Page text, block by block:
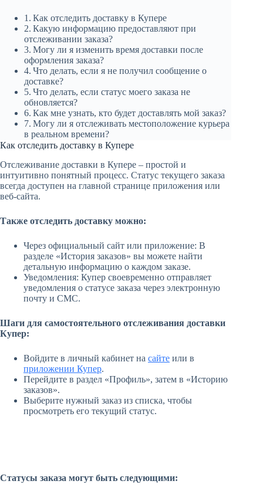
Как отследить доставку в Купере
Какую информацию предоставляют при
отслеживании заказа?
Могу ли я изменить время доставки после
оформления заказа?
Что делать, если я не получил сообщение о
доставке?
Что делать, если статус моего заказа не
обновляется?
Как мне узнать, кто будет доставлять мой заказ?
Могу ли я отслеживать местоположение курьера
в реальном времени?
Как отследить доставку в Купере
Отслеживание доставки в Купере – простой и
интуитивно понятный процесс. Статус текущего заказа
всегда доступен на главной странице приложения или
веб-сайта.
Также отследить доставку можно:
Через официальный сайт или приложение: В
разделе «История заказов» вы можете найти
детальную информацию о каждом заказе.
Уведомления: Купер своевременно отправляет
уведомления о статусе заказа через электронную
почту и СМС.
Шаги для самостоятельного отслеживания доставки
Купер:
Войдите в личный кабинет на сайте или в
приложении Купер.
Перейдите в раздел «Профиль», затем в «Историю
заказов».
Выберите нужный заказ из списка, чтобы
просмотреть его текущий статус.
Статусы заказа могут быть следующими: